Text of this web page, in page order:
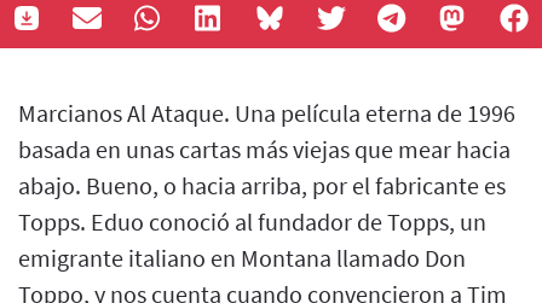
Marcianos Al Ataque. Una película eterna de 1996
basada en unas cartas más viejas que mear hacia
abajo. Bueno, o hacia arriba, por el fabricante es
Topps. Eduo conoció al fundador de Topps, un
emigrante italiano en Montana llamado Don
Toppo, y nos cuenta cuando convencieron a Tim